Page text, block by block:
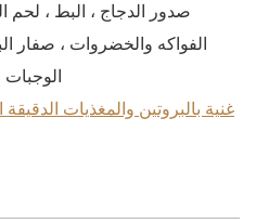
صدور الدجاج ، البط ، لحم
الفواكه والخضروات ، صفار
الوجبات
غنية بالبروتين والمغذيات